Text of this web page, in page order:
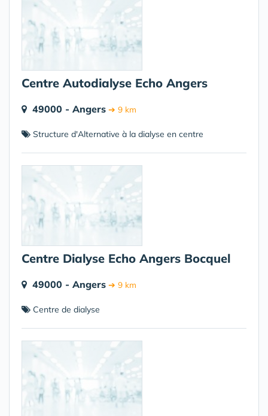
Centre Autodialyse Echo Angers
49000 - Angers ➔ 9 km
Structure d'Alternative à la dialyse en centre
Centre Dialyse Echo Angers Bocquel
49000 - Angers ➔ 9 km
Centre de dialyse